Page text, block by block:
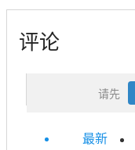
评论
请先
最新